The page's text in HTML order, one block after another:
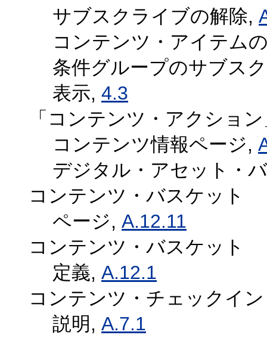
サブスクライブの解除,
コンテンツ・アイテム
条件グループのサブス
表示, 4.3
「コンテンツ・アクショ
コンテンツ情報ページ,
デジタル・アセット・
コンテンツ・バスケット
ページ, A.12.11
コンテンツ・バスケット
定義, A.12.1
コンテンツ・チェックイ
説明, A.7.1